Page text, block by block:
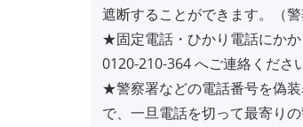
遮断することができます。（
★固定電話・ひかり電話にか
0120‐210‐364 へご連絡ください
★警察署などの電話番号を偽
で、一旦電話を切って最寄り